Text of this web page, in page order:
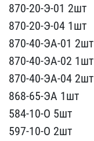
870-20-Э-01 2шт
​870-20-Э-04 1шт
870-40-Э​А-01 2шт
870-40-ЭА-02 1ш​т
870-40-ЭА-04 2шт
868-6​5-ЭА 1шт
584-10-О 5шт
59​7-10-О 2шт